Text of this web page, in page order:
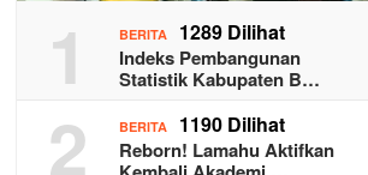
1 BERITA 1289 Dilihat
Indeks Pembangunan
Statistik Kabupaten B…
2 BERITA 1190 Dilihat
Reborn! Lamahu Aktifkan